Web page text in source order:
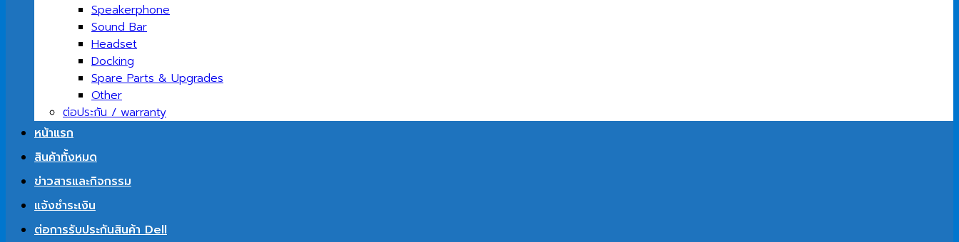
Speakerphone
Sound Bar
Headset
Docking
Spare Parts & Upgrades
Other
ต่อประกัน / warranty
หน้าแรก
สินค้าทั้งหมด
ข่าวสารและกิจกรรม
แจ้งชำระเงิน
ต่อการรับประกันสินค้า Dell